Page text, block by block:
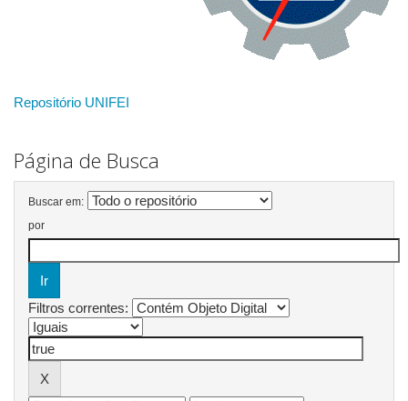
Repositório UNIFEI
Página de Busca
Buscar em:
por
Filtros correntes: